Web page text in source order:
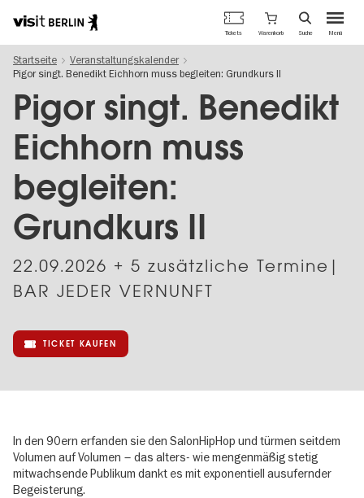
zum
Inhalt
Berlins
offizielles
Tourismusportal
Menü
Tickets Warenkorb Suche
Startseite
Veranstaltungskalender
Pigor singt. Benedikt Eichhorn muss begleiten: Grundkurs II
Pigor singt. Benedikt
Eichhorn muss
begleiten:
Grundkurs II
22.09.2026 + 5 zusätzliche Termine|
BAR JEDER VERNUNFT
TICKET KAUFEN
In den 90ern erfanden sie den SalonHipHop und türmen seitdem
Volumen auf Volumen – das alters- wie mengenmäßig stetig
mitwachsende Publikum dankt es mit exponentiell ausufernder
Begeisterung.